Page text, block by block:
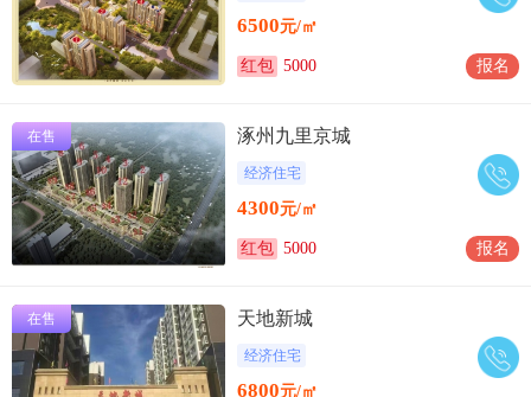
6500元/㎡
红包 5000 报名
在售 涿州九里京城
经济住宅
4300元/㎡
红包 5000 报名
在售 天地新城
经济住宅
6800元/㎡